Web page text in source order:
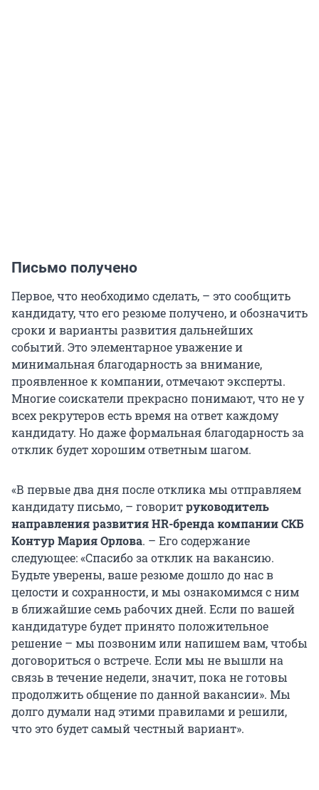
Письмо получено
Первое, что необходимо сделать, – это сообщить
кандидату, что его резюме получено, и обозначить
сроки и варианты развития дальнейших
событий. Это элементарное уважение и
минимальная благодарность за внимание,
проявленное к компании, отмечают эксперты.
Многие соискатели прекрасно понимают, что не у
всех рекрутеров есть время на ответ каждому
кандидату. Но даже формальная благодарность за
отклик будет хорошим ответным шагом.
«В первые два дня после отклика мы отправляем
кандидату письмо, – говоритруководитель
направления развития HR-бренда компании СКБ
Контур Мария Орлова. – Его содержание
следующее: «Спасибо за отклик на вакансию.
Будьте уверены, ваше резюме дошло до нас в
целости и сохранности, и мы ознакомимся с ним
в ближайшие семь рабочих дней. Если по вашей
кандидатуре будет принято положительное
решение – мы позвоним или напишем вам, чтобы
договориться о встрече. Если мы не вышли на
связь в течение недели, значит, пока не готовы
продолжить общение по данной вакансии». Мы
долго думали над этими правилами и решили,
что это будет самый честный вариант».